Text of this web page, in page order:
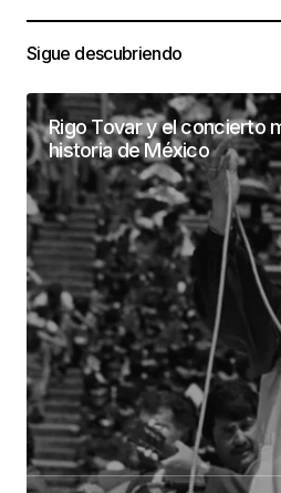
Sigue descubriendo
Rigo Tovar y el concierto
historia de México